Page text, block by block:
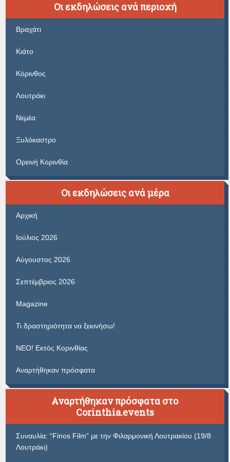
Οι εκδηλώσεις ανά περιοχή
Βραχάτι
Κιάτο
Κόρινθος
Λουτράκι
Νεμέα
Ξυλόκαστρο
Ορεινή Κορινθία
Οι εκδηλώσεις ανά μέρα
Αρχική
Ιούλιος 2026
Αύγουστος 2026
Σεπτέμβριος 2026
Magazine
Τι δραστηριότητα να ξεκινήσω!
ΝΕΟ! Εκτός Κορινθίας
Αναρτήθηκαν πρόσφατα
Αναρτήθηκαν πρόσφατα στο
Corinthia.events
Συναυλία: “Finos Film” με την Φιλαρμονική Λουτρακίου (19/8
Λουτράκι)